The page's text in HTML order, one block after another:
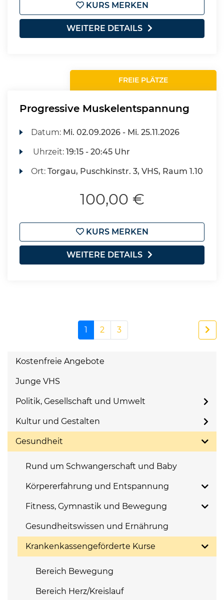
KURS MERKEN
WEITERE DETAILS
FREIE PLÄTZE
Progressive Muskelentspannung
Datum: Mi. 02.09.2026 - Mi. 25.11.2026
Uhrzeit:19:15 - 20:45 Uhr
Ort:Torgau, Puschkinstr. 3, VHS, Raum 1.10
100,00 €
KURS MERKEN
WEITERE DETAILS
1 2 3
Kostenfreie Angebote
Junge VHS
Politik, Gesellschaft und Umwelt
Kultur und Gestalten
Gesundheit
Rund um Schwangerschaft und Baby
Körpererfahrung und Entspannung
Fitness, Gymnastik und Bewegung
Gesundheitswissen und Ernährung
Krankenkassengeförderte Kurse
Bereich Bewegung
Bereich Herz/Kreislauf